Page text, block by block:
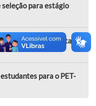
para estágio
suplementar
para o PET-